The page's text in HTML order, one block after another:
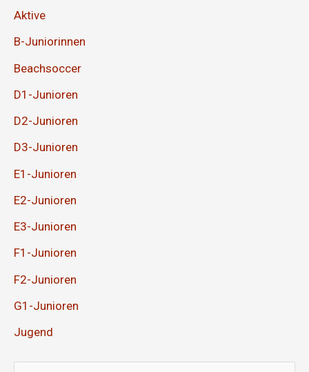
Aktive
B-Juniorinnen
Beachsoccer
D1-Junioren
D2-Junioren
D3-Junioren
E1-Junioren
E2-Junioren
E3-Junioren
F1-Junioren
F2-Junioren
G1-Junioren
Jugend